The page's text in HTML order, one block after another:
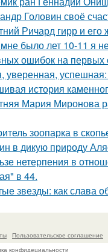
Головин своё
Ричард гирр и
было лет 10-11 я
ошибок на первых
уверенная,
история
Мария Миронова
зоопарка в
в дикую природу
нетерпения в
в 44.
звезды: как слава
Пользовательское соглашение
конфидециальности